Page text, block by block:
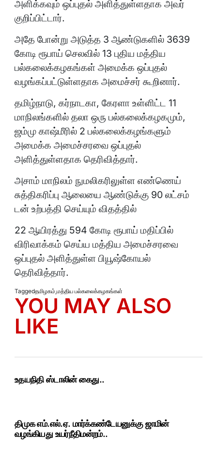
அளிக்கவும் ஒப்புதல் அளித்துள்ளதாக அவர்
குறிப்பிட்டார்.
அதே போன்று அடுத்த 3 ஆண்டுகளில் 3639
கோடி ரூபாய் செலவில் 13 புதிய மத்திய
பல்கலைக்கழகங்கள் அமைக்க ஒப்புதல்
வழங்கப்பட்டுள்ளதாக அமைச்சர் கூறினார்.
தமிழ்நாடு, கர்நாடகா, கேரளா உள்ளிட்ட 11
மாநிலங்களில் தலா ஒரு பல்கலைக்கழகமும்,
ஜம்மு காஷ்மீரில் 2 பல்கலைக்கழங்களும்
அமைக்க அமைச்சரவை ஒப்புதல்
அளித்துள்ளதாக தெரிவித்தார்.
அசாம் மாநிலம் நுமலிகரிலுள்ள எண்ணெய்
சுத்திகரிப்பு ஆலையை ஆண்டுக்கு 90 லட்சம்
டன் உற்பத்தி செய்யும் விதத்தில்
22 ஆயிரத்து 594 கோடி ரூபாய் மதிப்பில்
விரிவாக்கம் செய்ய மத்திய அமைச்சரவை
ஒப்புதல் அளித்துள்ள பியூஷ்கோயல்
தெரிவித்தார்.
Taggedதமிழகம்,மத்திய பல்கலைக்கழகங்கள்
YOU MAY ALSO
LIKE
உதயநிதி ஸ்டாலின் கைது..
திமுக எம்.எல்.ஏ. மார்க்கண்டேயனுக்கு ஜாமின்
வழங்கியது உயர்நீதிமன்றம்..